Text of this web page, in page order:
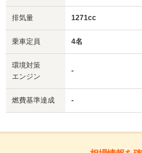
排気量 1271cc
乗車定員 4名
環境対策
エンジン
-
燃費基準達成 -